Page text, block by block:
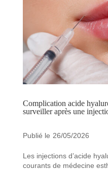
Complication acide
surveiller après une
26/05/2026
Les injections d’acide
courants de médecine